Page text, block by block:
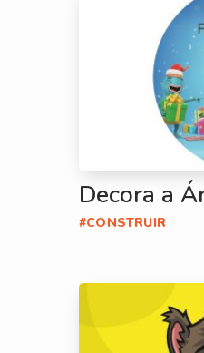
Decora a
#CONSTRUIR